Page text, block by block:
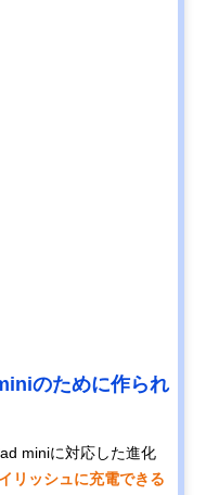
のために作られ
miniに対応した進化
リッシュに充電できる